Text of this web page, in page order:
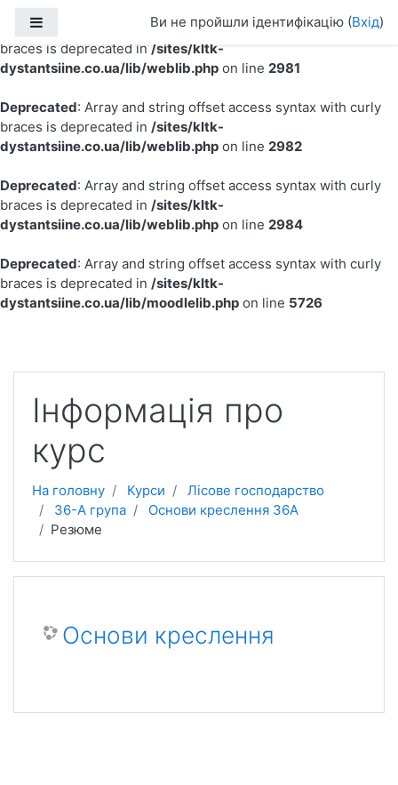
Deprecated
: Array and string offset access syntax with curly
braces is deprecated in /sites/kltk-
dystantsiine.co.ua/lib/weblib.php on line 2981
Deprecated: Array and string offset access syntax with curly
braces is deprecated in /sites/kltk-
dystantsiine.co.ua/lib/weblib.php on line 2982
Deprecated: Array and string offset access syntax with curly
braces is deprecated in /sites/kltk-
dystantsiine.co.ua/lib/weblib.php on line 2984
Deprecated: Array and string offset access syntax with curly
braces is deprecated in /sites/kltk-
dystantsiine.co.ua/lib/moodlelib.php on line 5726
Ви не пройшли ідентифікацію (Вхід)
Інформація про
курс
На головну Курси
Лісове господарство
36-А група
Основи креслення 36А
Резюме
Основи креслення